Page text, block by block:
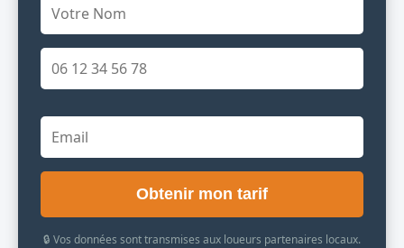
Obtenir mon tarif
🔒 Vos données sont transmises aux loueurs partenaires locaux.